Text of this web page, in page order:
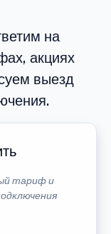
на
акциях
выезд
тариф и